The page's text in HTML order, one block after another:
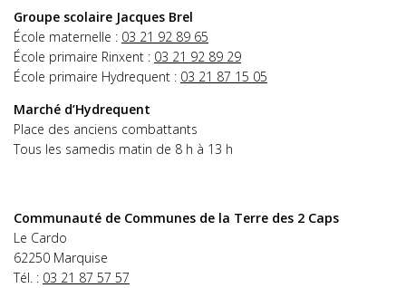
Groupe scolaire Jacques Brel
École maternelle : 03 21 92 89 65
École primaire Rinxent : 03 21 92 89 29
École primaire Hydrequent : 03 21 87 15 05
Marché d’Hydrequent
Place des anciens combattants
Tous les samedis matin de 8 h à 13 h
Communauté de Communes de la Terre des 2 Caps
Le Cardo
62250 Marquise
Tél. : 03 21 87 57 57